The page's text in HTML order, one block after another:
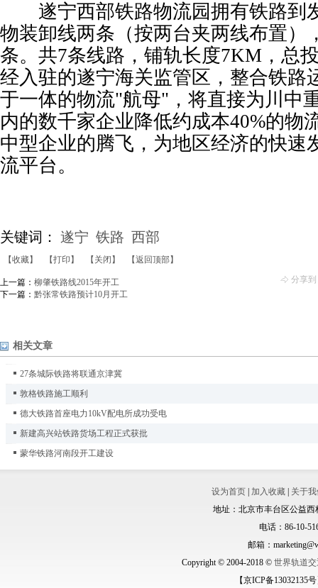
遂宁西部铁路物流园拥有铁路到
物装卸线两条（按两台夹两线布置）
条。共7条线路，铺轨长度7KM，总
经入驻的遂宁海关监管区，整合铁路
于一体的物流"航母"，将直接为川中
内的数千家企业降低约成本40%的物
中型企业的腾飞，为地区经济的快速
流平台。
关键词： 遂宁 铁路 西部
【收藏】 【打印】 【关闭】
【返回顶部】
分享到
上一篇： 柳肇铁路线2015年开工
下一篇： 黔张常铁路预计10月开工
相关文章
27条城际铁路将联通京津冀
敦格铁路施工顺利
德大铁路首座电力10kV配电所成功受电
新建高兴站铁路货场工程正式获批
蒙华铁路河南段开工建设
设为首页 加入收藏
关于
地址：北京市丰台区公益西
电话：86-10-
邮箱：
Copyright © 2004-2018 © 世界轨道
【京ICP备13032135